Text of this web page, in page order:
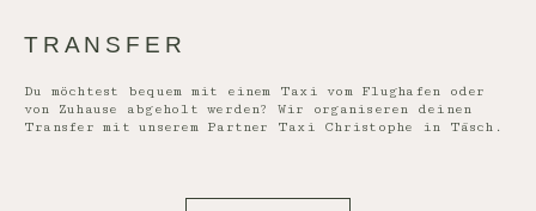
TRANSFER
Du möchtest bequem mit einem Taxi vom Flughafen oder
von Zuhause abgeholt werden? Wir organiseren deinen
Transfer mit unserem Partner Taxi Christophe in Täsch.